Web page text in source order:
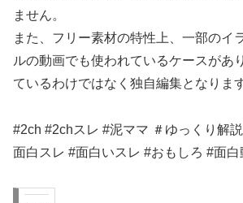
ません。
また、フリー素材の特性上、一部のイ
ルの動画でも使われているケースがあ
ているわけではなく独自編集となります
#2ch #2chスレ #泥ママ ＃ゆっくり解
面白スレ #面白いスレ #おもしろ #面白